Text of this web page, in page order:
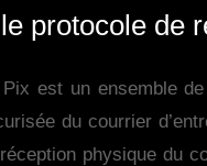
protocole de
est un ensemble
du courrier
physique du